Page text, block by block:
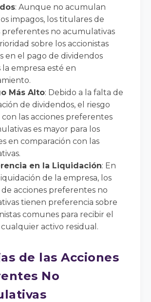
: Aunque no acumulan
impagos, los titulares de
preferentes no acumulativas
sobre los accionistas
en el pago de dividendos
la empresa esté en
Más Alto: Debido a la falta de
de dividendos, el riesgo
con las acciones preferentes
es mayor para los
en comparación con las
en la Liquidación: En
de la empresa, los
acciones preferentes no
tienen preferencia sobre
comunes para recibir el
activo residual.
de las Acciones
No